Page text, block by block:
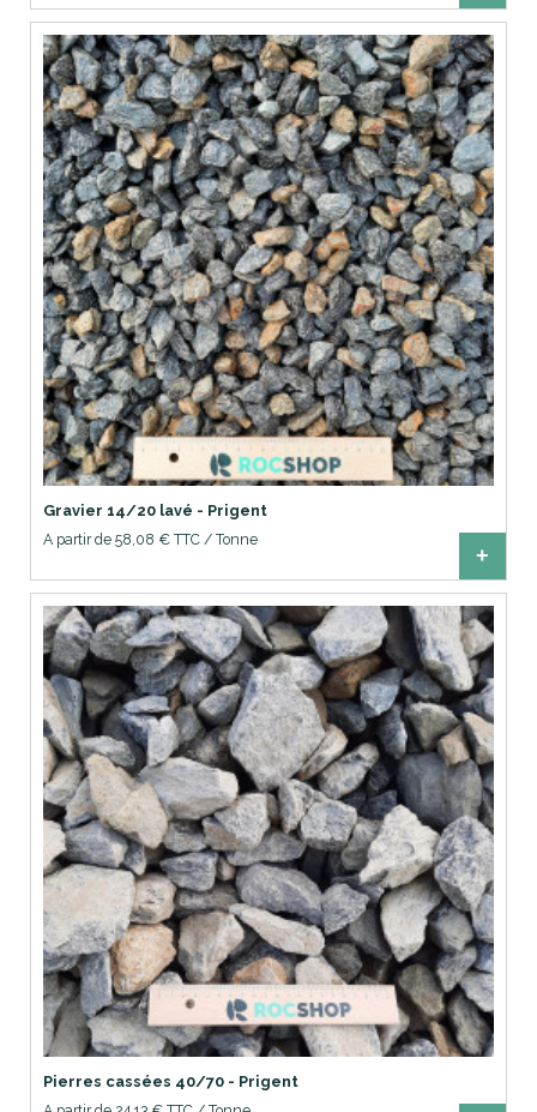
Gravier 14/20 lavé - Prigent
A partir de 58,08 € TTC / Tonne
+
Pierres cassées 40/70 - Prigent